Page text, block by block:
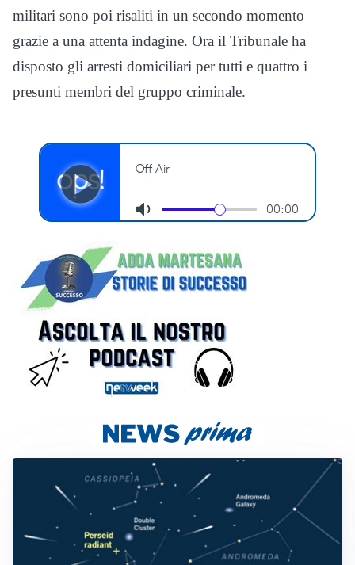
militari sono poi risaliti in un secondo momento
grazie a una attenta indagine. Ora il Tribunale ha
disposto gli arresti domiciliari per tutti e quattro i
presunti membri del gruppo criminale.